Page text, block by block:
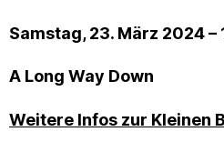
Samstag, 23. März 2024 –
A Long Way Down
Weitere Infos zur Kleinen